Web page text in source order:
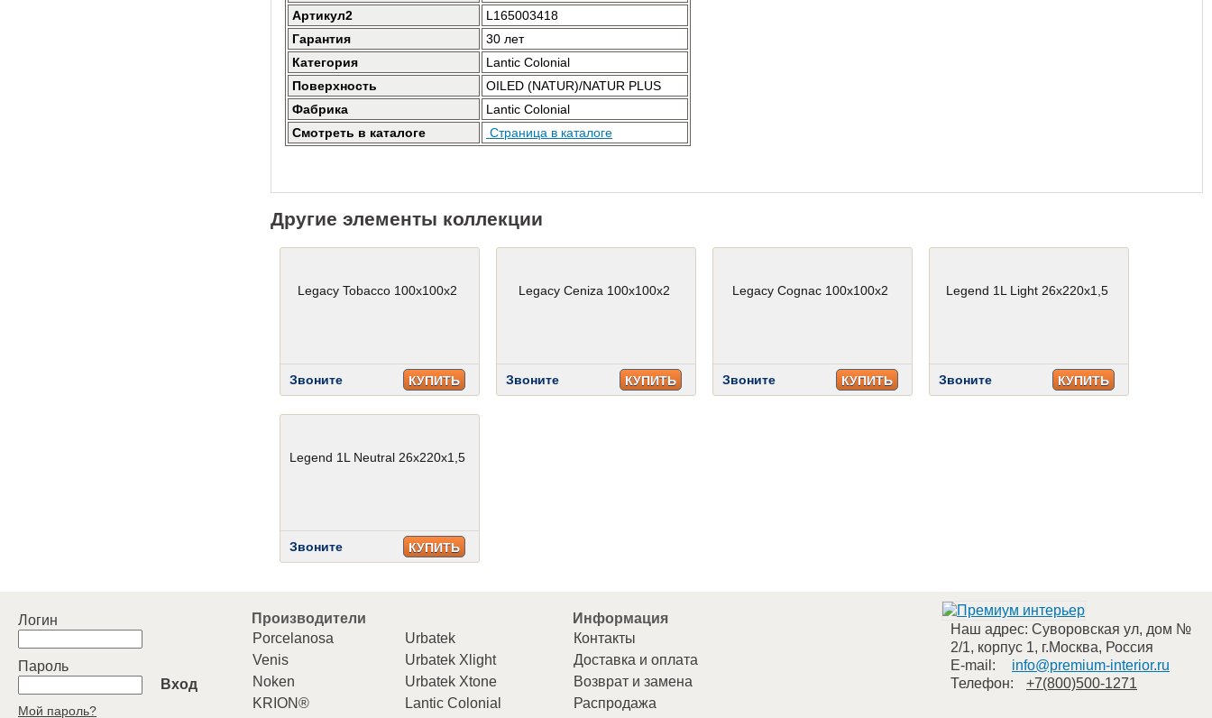
Артикул2
L165003418
Гарантия
30 лет
Категория
Lantic Colonial
Поверхность
OILED (NATUR)/NATUR PLUS
Фабрика
Lantic Colonial
Смотреть в каталоге
Страница в каталоге
Другие элементы коллекции
Legacy Tobacco 100x100x2
Звоните КУПИТЬ
Legacy Ceniza 100x100x2
Звоните КУПИТЬ
Legacy Cognac 100x100x2
Звоните КУПИТЬ
Legend 1L Light 26x220x1,5
Звоните КУПИТЬ
Legend 1L Neutral 26x220x1,5
Звоните КУПИТЬ
Логин
Пароль
Вход
Мой пароль?
Производители
Porcelanosa
Venis
Noken
KRION®
Urbatek
Urbatek Xlight
Urbatek Xtone
Lantic Colonial
Информация
Контакты
Доставка и оплата
Возврат и замена
Распродажа
Наш адрес: Суворовская ул, дом №
2/1, корпус 1, г.Москва, Россия
E-mail:
info@premium-interior.ru
Телефон:
+7(800)500-1271